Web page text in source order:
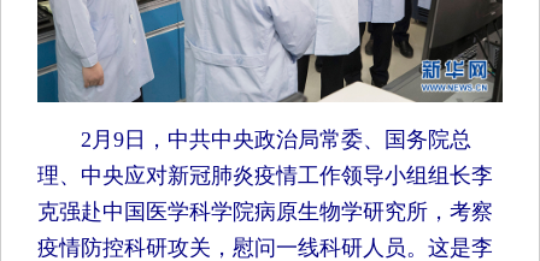
2月9日，中共中央政治局常委、国务院总
理、中央应对新冠肺炎疫情工作领导小组组长李
克强赴中国医学科学院病原生物学研究所，考察
疫情防控科研攻关，慰问一线科研人员。这是李